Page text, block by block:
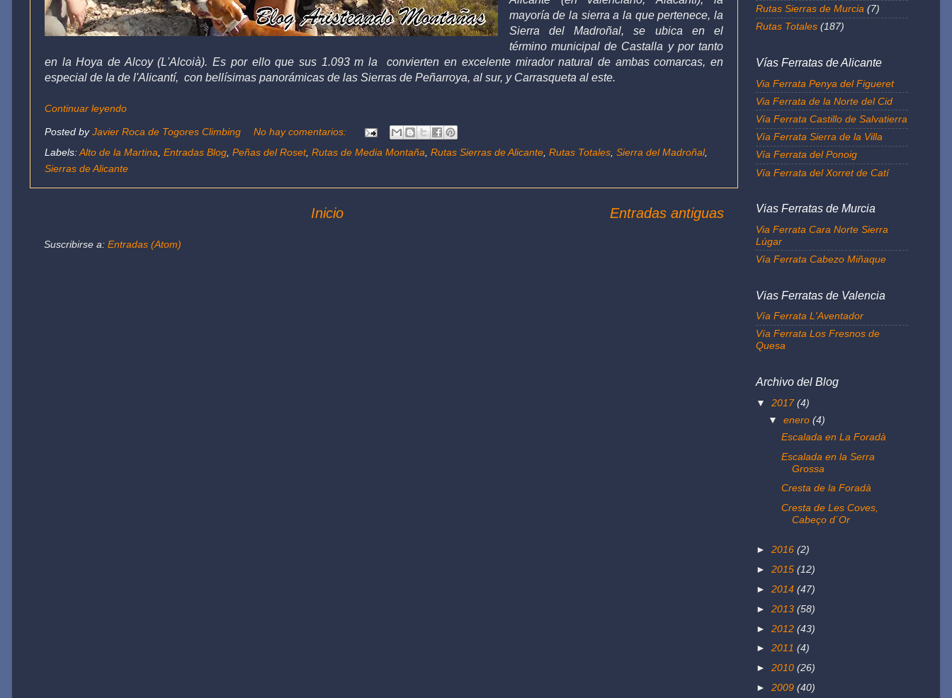
mayoría de la sierra a la que pertenece, la
Sierra del Madroñal, se ubica en el
término municipal de Castalla y por tanto
en la Hoya de Alcoy (L'Alcoià). Es por ello que sus 1.093 m la convierten en excelente mirador natural de ambascomarcas, en
especial de la de l'Alicantí, con bellísimas panorámicas de las Sierras de Peñarroya, al sur, y Carrasqueta al este.
Continuar leyendo
Posted byJavier Roca de Togores Climbing
No hay comentarios:
Labels:Alto de la Martina, Entradas Blog, Peñas del Roset, Rutas de Media Montaña, Rutas Sierras de Alicante, Rutas Totales, Sierra del Madroñal,
Sierras de Alicante
Entradas antiguas
Inicio
Suscribirse a: Entradas (Atom)
Rutas Sierras de Murcia (7)
Rutas Totales (187)
Vías Ferratas de Alicante
Via Ferrata Penya del Figueret
Via Ferrata de la Norte del Cid
Vía Ferrata Castillo de Salvatierra
Vía Ferrata Sierra de la Villa
Vía Ferrata del Ponoig
Vía Ferrata del Xorret de Catí
Vias Ferratas de Murcia
Via Ferrata Cara Norte Sierra
Lúgar
Vía Ferrata Cabezo Miñaque
Vias Ferratas de Valencia
Vía Ferrata L'Aventador
Vía Ferrata Los Fresnos de
Quesa
Archivo del Blog
▼ 2017(4)
▼enero(4)
Escalada en La Foradà
Escalada en la Serra
Grossa
Cresta de la Foradà
Cresta de Les Coves,
Cabeço d´Or
► 2016 (2)
► 2015 (12)
► 2014 (47)
► 2013 (58)
► 2012 (43)
► 2011 (4)
► 2010 (26)
► 2009 (40)